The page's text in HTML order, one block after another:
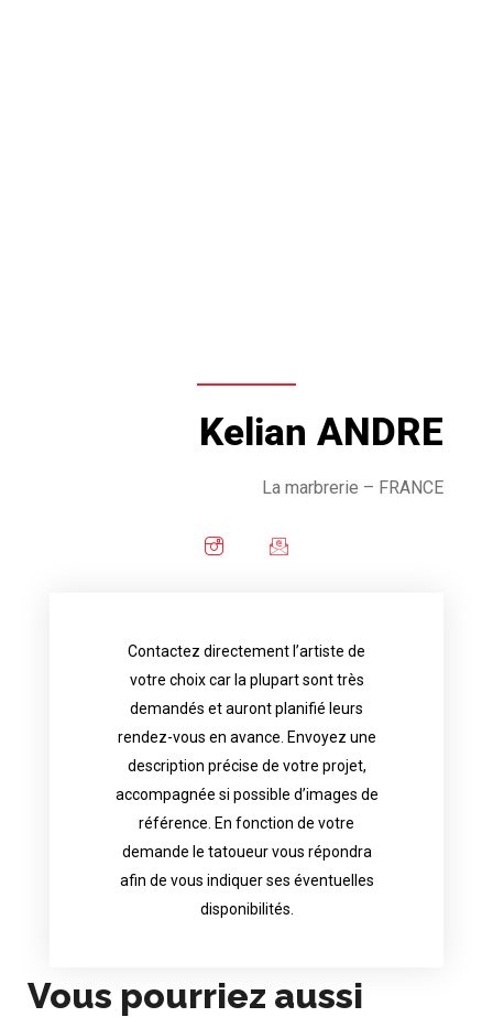
Kelian ANDRE
La marbrerie – FRANCE
Contactez directement l’artiste de
votre choix car la plupart sont très
demandés et auront planifié leurs
rendez-vous en avance. Envoyez une
description précise de votre projet,
accompagnée si possible d’images de
référence. En fonction de votre
demande le tatoueur vous répondra
afin de vous indiquer ses éventuelles
disponibilités.
Contact directly the artist of your
choice because most are in great
appointments in advance. Send an
accurate description of your project, if
possible attached with reference
images. Depending your request, the
tattoo artist will answer to tell you his
Vous pourriez aussi